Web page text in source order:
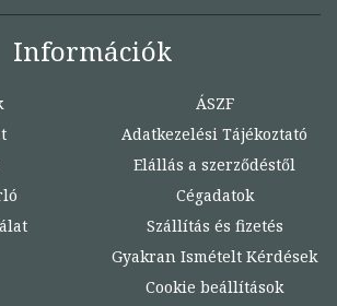
Információk
ÁSZF
Adatkezelési Tájékoztató
Elállás a szerződéstől
Cégadatok
Szállítás és fizetés
Gyakran Ismételt Kérdések
Cookie beállítások